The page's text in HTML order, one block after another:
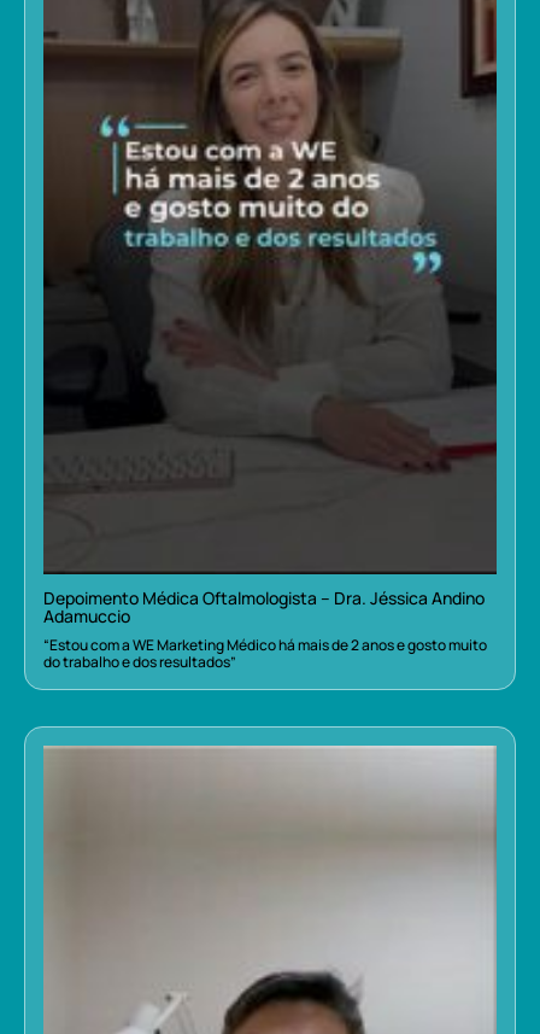
Depoimento Médica Oftalmologista – Dra. Jéssica Andino
Adamuccio
“Estou com a WE Marketing Médico há mais de 2 anos e gosto muito
do trabalho e dos resultados”